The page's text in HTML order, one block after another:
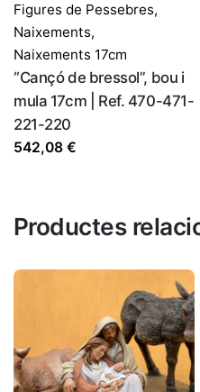
Figures de Pessebres,
Naixements,
Naixements 17cm
“Cançó de bressol”, bou i
mula 17cm | Ref. 470-471-
221-220
542,08 €
Productes